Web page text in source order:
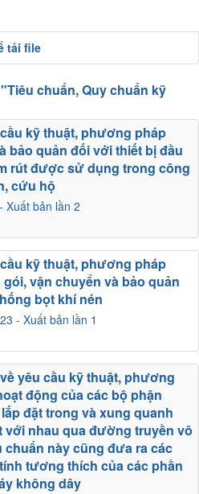
tải file
"Tiêu chuẩn, Quy chuẩn kỹ
Xuất bản lần 2
kỹ thuật, phương pháp
bảo quản đối với thiết bị đầu
rút được sử dụng trong công
cứu hộ
- Xuất bản lần 1
kỹ thuật, phương pháp
vận chuyển và bảo quản
bọt khí nén
yêu cầu kỹ thuật, phương
động của các bộ phận
đặt trong và xung quanh
với nhau qua đường truyền vô
này cũng đưa ra các
tương thích của các phần
không dây